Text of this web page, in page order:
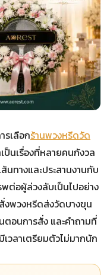
รเลือกร้านพวงหรีดวัด
ป็นเรื่องที่หลายคนกังวล
นทางและประสานงานกับ
พต่อผู้ล่วงลับเป็นไปอย่าง
งพวงหรีดส่งวัดบางขุน
อนการสั่ง และคำถามที่
วลาเตรียมตัวไม่มากนัก